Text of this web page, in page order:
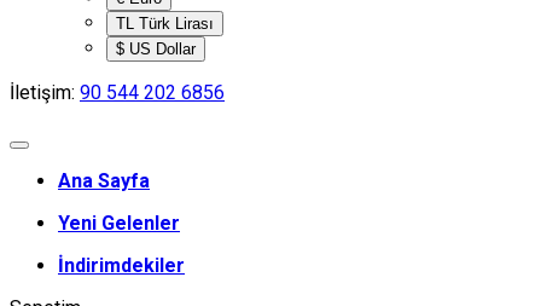
TL Türk Lirası
$ US Dollar
İletişim: 90 544 202 6856
Ana Sayfa
Yeni Gelenler
İndirimdekiler